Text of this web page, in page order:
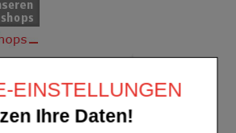
EINSTELLUNGEN
Ihre Daten!